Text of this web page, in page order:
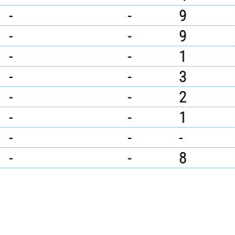
-
- 9
-
- 9
-
- 1
-
- 3
-
- 2
-
- 1
-
- -
-
- 8